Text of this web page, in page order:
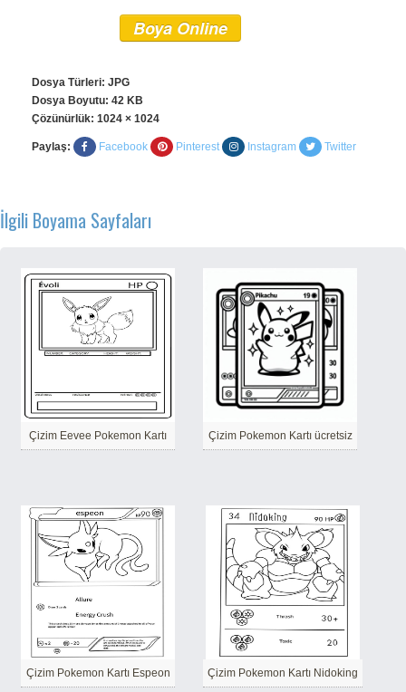
Boya Online
Dosya Türleri: JPG
Dosya Boyutu: 42 KB
Çözünürlük: 1024 × 1024
Paylaş: Facebook Pinterest Instagram Twitter
İlgili Boyama Sayfaları
Çizim Eevee Pokemon Kartı Çizim Pokemon Kartı ücretsiz
Çizim Pokemon Kartı Espeon Çizim Pokemon Kartı Nidoking